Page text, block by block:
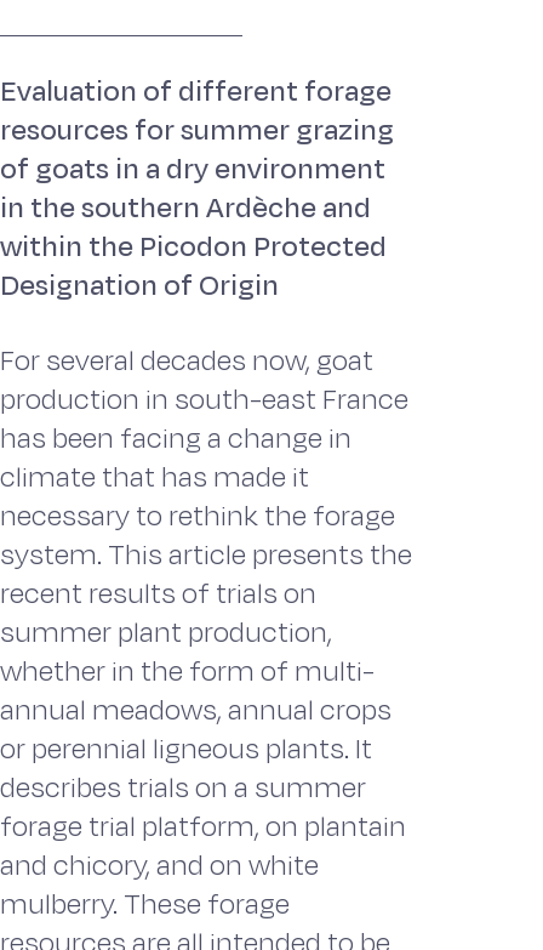
Evaluation of different forage
resources for summer grazing
of goats in a dry environment
in the southern Ardèche and
within the Picodon Protected
Designation of Origin
For several decades now, goat
production in south-east France
has been facing a change in
climate that has made it
necessary to rethink the forage
system. This article presents the
recent results of trials on
summer plant production,
whether in the form of multi-
annual meadows, annual crops
or perennial ligneous plants. It
describes trials on a summer
forage trial platform, on plantain
and chicory, and on white
mulberry. These forage